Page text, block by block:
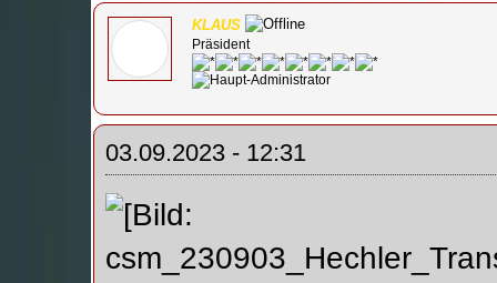
KLAUS
Präsident
03.09.2023 - 12:31